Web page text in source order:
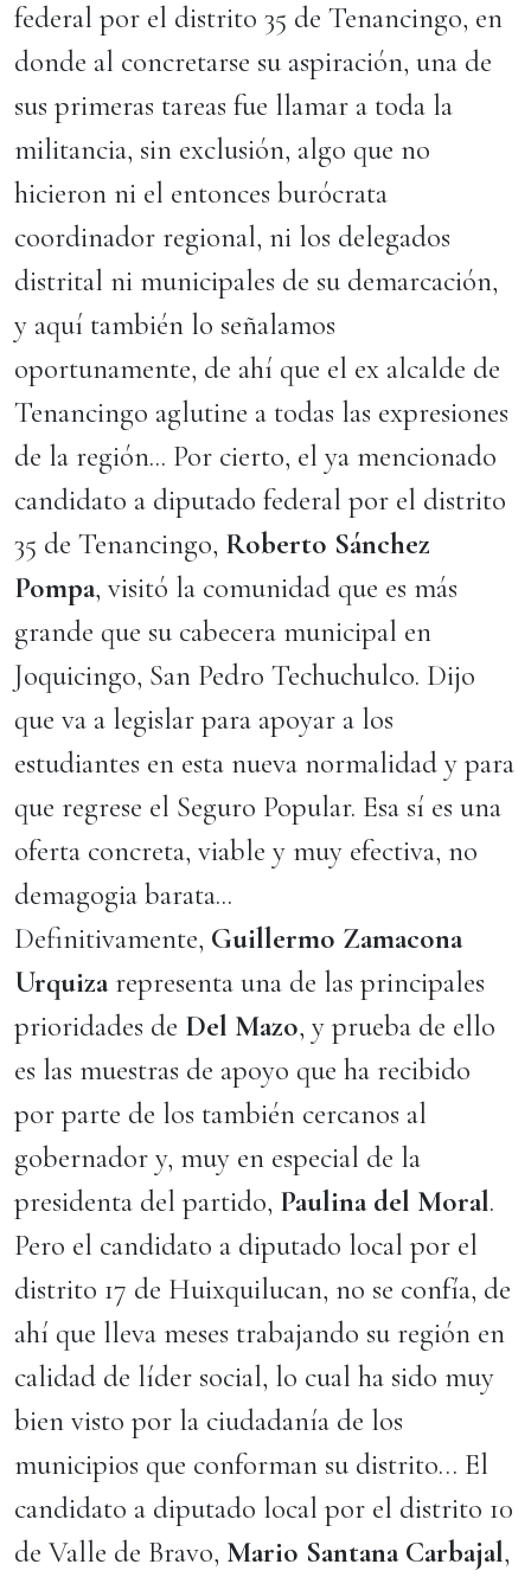
federal por el distrito 35 de Tenancingo, en
donde al concretarse su aspiración, una de
sus primeras tareas fue llamar a toda la
militancia, sin exclusión, algo que no
hicieron ni el entonces burócrata
coordinador regional, ni los delegados
distrital ni municipales de su demarcación,
y aquí también lo señalamos
oportunamente, de ahí que el ex alcalde de
Tenancingo aglutine a todas las expresiones
de la región... Por cierto, el ya mencionado
candidato a diputado federal por el distrito
35 de Tenancingo, Roberto Sánchez
Pompa, visitó la comunidad que es más
grande que su cabecera municipal en
Joquicingo, San Pedro Techuchulco. Dijo
que va a legislar para apoyar a los
estudiantes en esta nueva normalidad y para
que regrese el Seguro Popular. Esa sí es una
oferta concreta, viable y muy efectiva, no
demagogia barata...
Definitivamente, Guillermo Zamacona
Urquizarepresenta una de las principales
prioridades de Del Mazo, y prueba de ello
es las muestras de apoyo que ha recibido
por parte de los también cercanos al
gobernador y, muy en especial de la
presidenta del partido, Paulina del Moral.
Pero el candidato a diputado local por el
distrito 17 de Huixquilucan, no se confía, de
ahí que lleva meses trabajando su región en
calidad de líder social, lo cual ha sido muy
bien visto por la ciudadanía de los
municipios que conforman su distrito… El
candidato a diputado local por el distrito 10
de Valle de Bravo, Mario Santana Carbajal,